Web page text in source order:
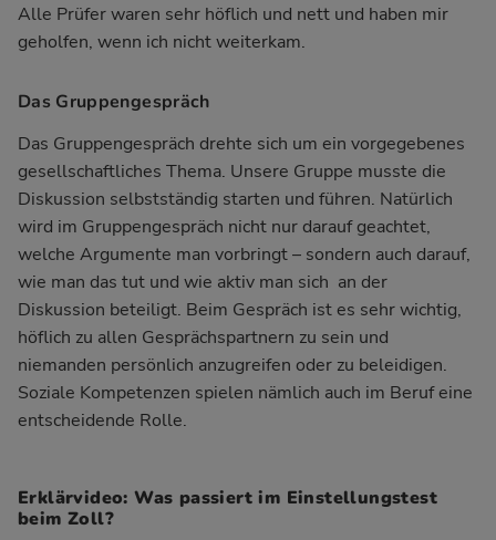
Alle Prüfer waren sehr höflich und nett und haben mir
geholfen, wenn ich nicht weiterkam.
Das Gruppengespräch
Das Gruppengespräch drehte sich um ein vorgegebenes
gesellschaftliches Thema. Unsere Gruppe musste die
Diskussion selbstständig starten und führen. Natürlich
wird im Gruppengespräch nicht nur darauf geachtet,
welche Argumente man vorbringt – sondern auch darauf,
wie man das tut und wie aktiv man sich an der
Diskussion beteiligt. Beim Gespräch ist es sehr wichtig,
höflich zu allen Gesprächspartnern zu sein und
niemanden persönlich anzugreifen oder zu beleidigen.
Soziale Kompetenzen spielen nämlich auch im Beruf eine
entscheidende Rolle.
Erklärvideo: Was passiert im Einstellungstest
beim Zoll?